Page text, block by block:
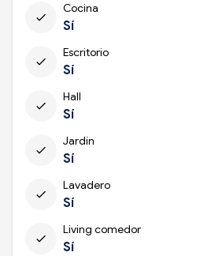
check
Cocina
Sí
check
Escritorio
Sí
check
Hall
Sí
check
Jardín
Sí
check
Lavadero
Sí
check
Living comedor
Sí